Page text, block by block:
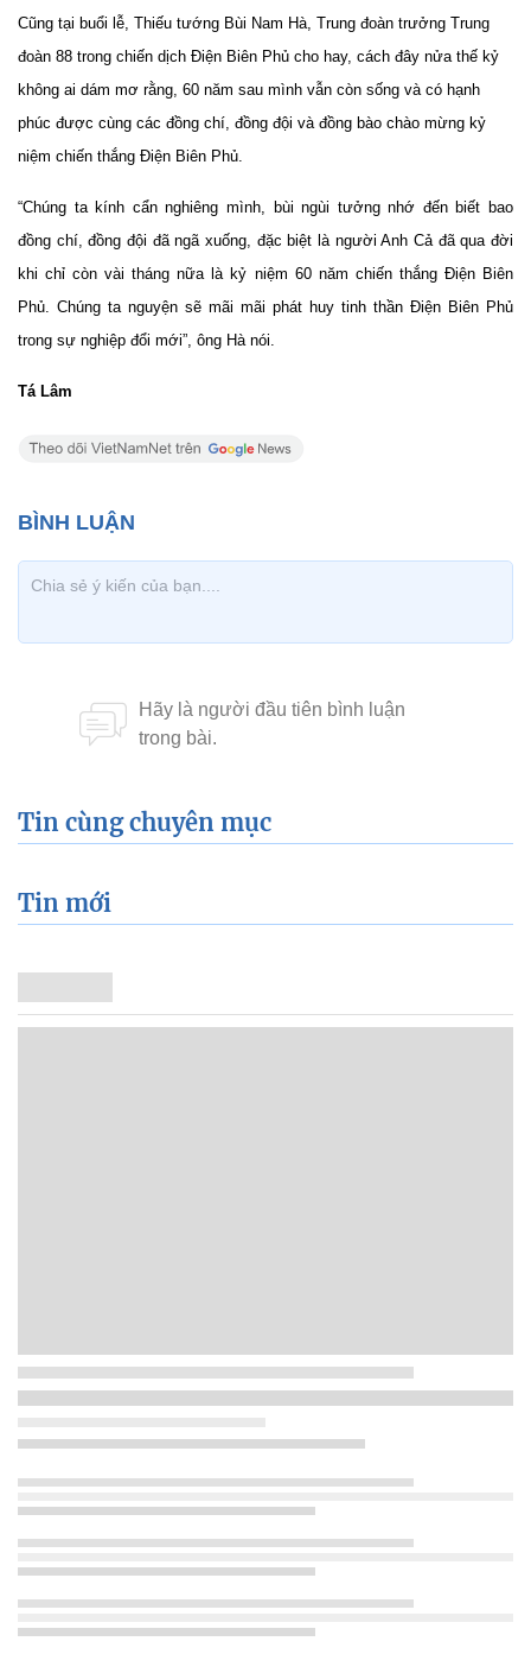
Cũng tại buổi lễ, Thiếu tướng Bùi Nam Hà, Trung đoàn trưởng Trung
đoàn 88 trong chiến dịch Điện Biên Phủ cho hay, cách đây nửa thế kỷ
không ai dám mơ rằng, 60 năm sau mình vẫn còn sống và có hạnh
phúc được cùng các đồng chí, đồng đội và đồng bào chào mừng kỷ
niệm chiến thắng Điện Biên Phủ.
“Chúng ta kính cẩn nghiêng mình, bùi ngùi tưởng nhớ đến biết bao
đồng chí, đồng đội đã ngã xuống, đặc biệt là người Anh Cả đã qua đời
khi chỉ còn vài tháng nữa là kỷ niệm 60 năm chiến thắng Điện Biên
Phủ. Chúng ta nguyện sẽ mãi mãi phát huy tinh thần Điện Biên Phủ
trong sự nghiệp đổi mới”, ông Hà nói.
Tá Lâm
Tin cùng chuyên mục
Tin mới